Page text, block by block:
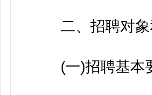
二、招聘对象
(一)招聘基本